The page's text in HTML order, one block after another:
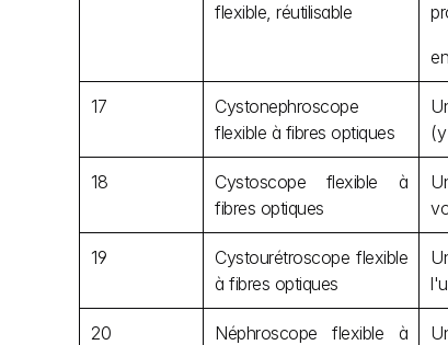
flexible, réutilisable
17
Cystonephroscope
flexible à fibres optiques
18
Cystoscope flexible à
fibres optiques
19
Cystourétroscope flexible
à fibres optiques
20
Néphroscope flexible à